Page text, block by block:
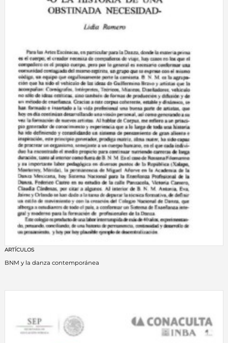
ARTÍCULOS
BNM y la danza contemporánea